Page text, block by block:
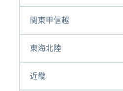
関東甲信越
東海北陸
近畿